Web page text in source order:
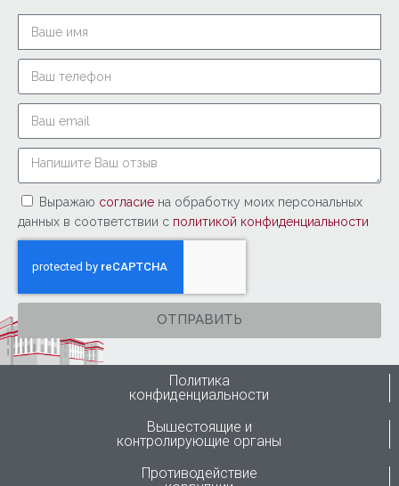
Выражаю согласие на обработку моих персональных
данных в соответствии с политикой конфиденциальности
ОТПРАВИТЬ
Политика
конфиденциальности
Вышестоящие и
контролирующие органы
Противодействие